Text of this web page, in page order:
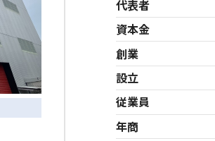
橋梁用部材
代表者
資本金
創業
設立
従業員
年商